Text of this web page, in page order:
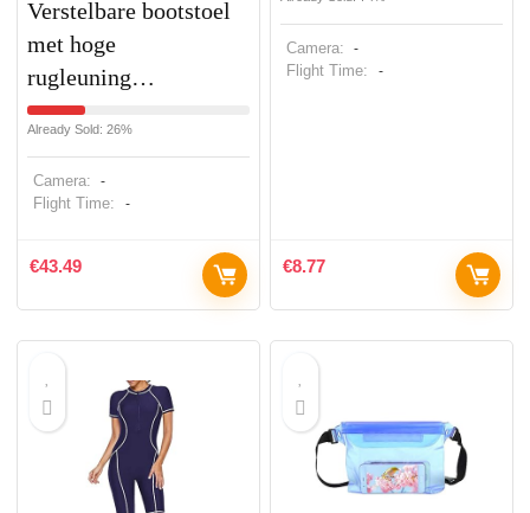
Verstelbare bootstoel
met hoge
rugleuning…
Already Sold: 26%
Camera: -
Flight Time: -
€43.49
Camera: -
Flight Time: -
€8.77